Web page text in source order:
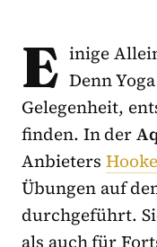
E inige
Denn
Gelegenheit,
finden. In der
Anbieters
Übungen auf
durchgeführt.
als auch für